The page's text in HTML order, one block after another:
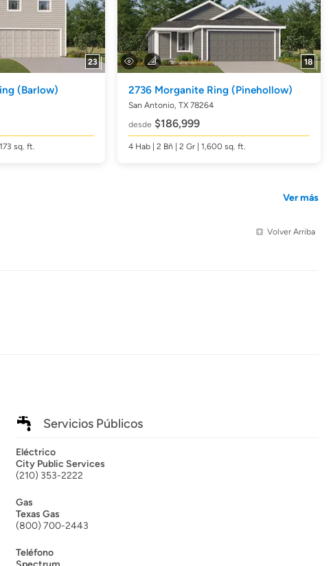
23
(Barlow)
sq. ft.
18
2736 Morganite Ring (Pinehollow)
San Antonio, TX 78264
desde $186,999
4 Hab| 2 Bñ | 2 Gr | 1,600 sq. ft.
Ver más
Volver Arriba
Servicios Públicos
Eléctrico
City Public Services
(210) 353-2222
Gas
Texas Gas
(800) 700-2443
Teléfono